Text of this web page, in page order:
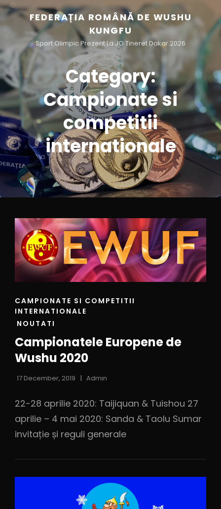
FEDERAȚIA ROMÂNĂ DE WUSHU
KUNGFU
Sport Olimpic Prezent La JO Tineret Dakar 2026
Category:
Campionate si
competitii
internationale
CAMPIONATE SI COMPETITII
INTERNATIONALE
NOUTATI
Campionatele Europene de
Wushu 2020
17 December, 2019 Admin
22-28 aprilie 2020: Taijiquan & Tuishou 27
aprilie – 4 mai 2020: Sanda & Taolu Sumar
invitație și reguli generale